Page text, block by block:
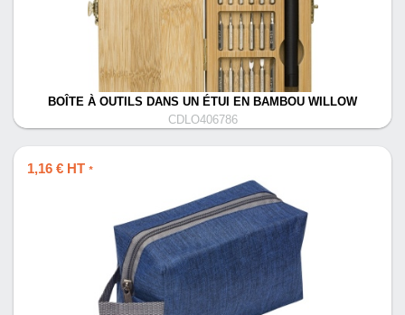
BOÎTE À OUTILS DANS UN ÉTUI EN BAMBOU WILLOW
CDLO406786
1,16 € HT *